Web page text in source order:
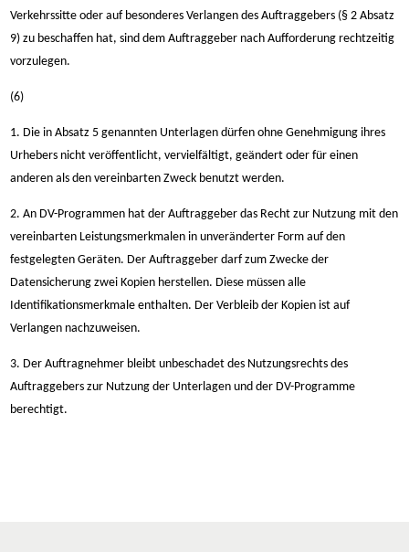
Verkehrssitte oder auf besonderes Verlangen des Auftraggebers (§ 2 Absatz
9) zu beschaffen hat, sind dem Auftraggeber nach Aufforderung rechtzeitig
vorzulegen.
(6)
1. Die in Absatz 5 genannten Unterlagen dürfen ohne Genehmigung ihres
Urhebers nicht veröffentlicht, vervielfältigt, geändert oder für einen
anderen als den vereinbarten Zweck benutzt werden.
2. An DV-Programmen hat der Auftraggeber das Recht zur Nutzung mit den
vereinbarten Leistungsmerkmalen in unveränderter Form auf den
festgelegten Geräten. Der Auftraggeber darf zum Zwecke der
Datensicherung zwei Kopien herstellen. Diese müssen alle
Identifikationsmerkmale enthalten. Der Verbleib der Kopien ist auf
Verlangen nachzuweisen.
3. Der Auftragnehmer bleibt unbeschadet des Nutzungsrechts des
Auftraggebers zur Nutzung der Unterlagen und der DV-Programme
berechtigt.